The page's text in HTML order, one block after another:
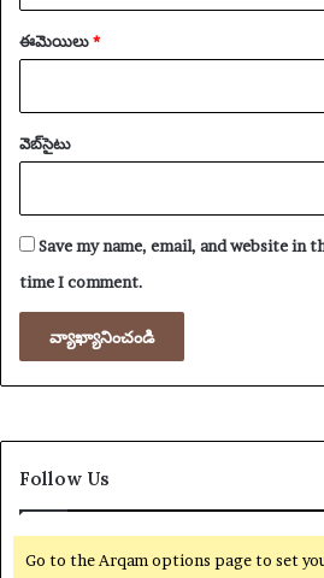
ఈమెయిలు*
వెబ్‌సైటు
Save my name, email, and website in
time I comment.
Follow Us
Go to the Arqam options page to set